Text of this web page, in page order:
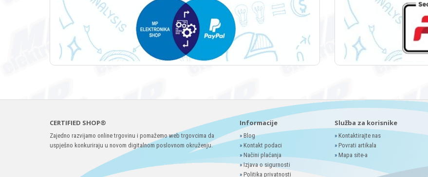
CERTIFIED SHOP®
Zajedno razvijamo online trgovinu i pomažemo web trgovcima da
uspješno konkuriraju u novom digitalnom poslovnom okruženju.
Informacije
» Blog
» Kontakt podaci
» Načini plaćanja
»Izjava o sigurnosti
» Politika privatnosti
Služba za korisnike
» Kontaktirajte nas
» Povrati artikala
» Mapa site-a